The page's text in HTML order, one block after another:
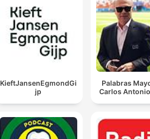
KieftJansenEgmondGi
jp
Palabras
Carlos